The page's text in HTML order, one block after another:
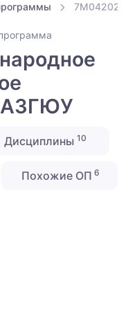
7M04202
Дисциплины 10
Похожие ОП 6